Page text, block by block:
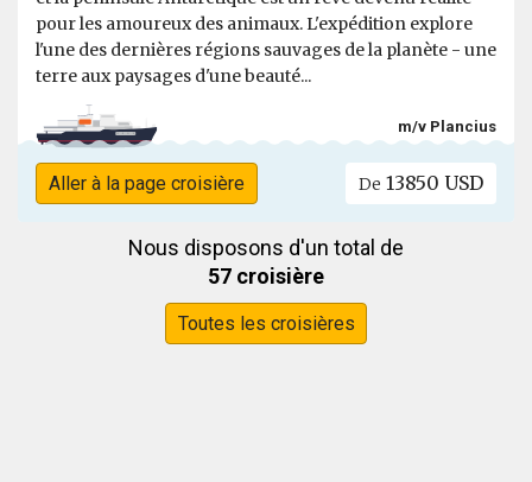
pour les amoureux des animaux. L'expédition explore
l'une des dernières régions sauvages de la planète - une
terre aux paysages d'une beauté...
m/v Plancius
Aller à la page croisière De 13850 USD
Nous disposons d'un total de
57 croisière
Toutes les croisières